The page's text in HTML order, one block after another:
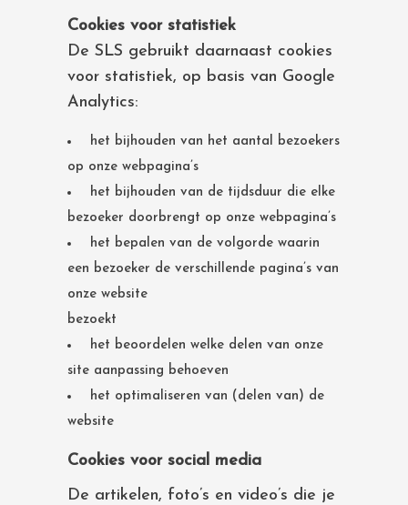
Cookies voor statistiek
De SLS gebruikt daarnaast cookies
voor statistiek, op basis van Google
Analytics:
het bijhouden van het aantal bezoekers
op onze webpagina’s
het bijhouden van de tijdsduur die elke
bezoeker doorbrengt op onze webpagina’s
het bepalen van de volgorde waarin
een bezoeker de verschillende pagina’s van
onze website
bezoekt
het beoordelen welke delen van onze
site aanpassing behoeven
het optimaliseren van (delen van) de
website
Cookies voor social media
De artikelen, foto’s en video’s die je